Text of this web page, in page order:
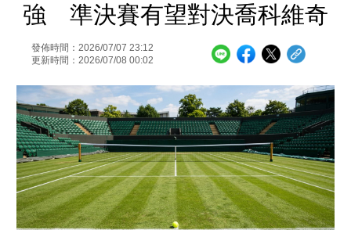
強 準決賽有望對決喬科維奇
發佈時間：2026/07/07 23:12
更新時間：2026/07/08 00:02